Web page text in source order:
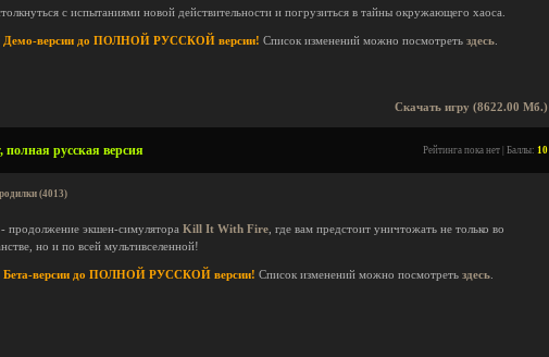
с испытаниями новой действительности и погрузиться в тайны окружающего хаоса.
Демо-версии до ПОЛНОЙ РУССКОЙ версии! Список изменений можно посмотреть здесь
Скачать игру (8622.00 Мб.)
русская версия Рейтинга пока нет | Баллы: 10
(4013)
- продолжение экшен-симулятора Kill It With Fire , где вам предстоит уничтожать не только во
но и по всей мультивселенной!
Бета-версии до ПОЛНОЙ РУССКОЙ версии! Список изменений можно посмотреть здесь